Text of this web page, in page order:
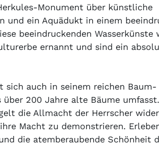
Monument über künstliche
und ein Aquädukt in einem
beeindruckenden Wasserkünste
ernannt und sind ein
sich auch in seinem reichen Baum-
200 Jahre alte Bäume
die Allmacht der Herrscher
Macht zu demonstrieren.
die atemberaubende Schönheit